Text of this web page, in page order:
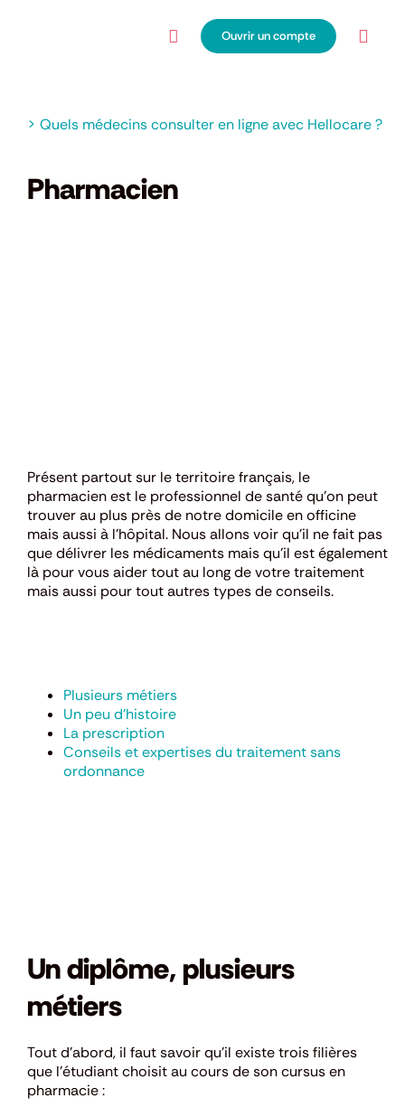
Ouvrir un compte
> Quels médecins consulter en ligne avec Hellocare ?
Pharmacien
Présent partout sur le territoire français, le
pharmacien est le professionnel de santé qu’on peut
trouver au plus près de notre domicile en officine
mais aussi à l’hôpital. Nous allons voir qu’il ne fait pas
que délivrer les médicaments mais qu’il est également
là pour vous aider tout au long de votre traitement
mais aussi pour tout autres types de conseils.
Plusieurs métiers
Un peu d’histoire
La prescription
Conseils et expertises du traitement sans
ordonnance
Un diplôme, plusieurs
métiers
Tout d’abord, il faut savoir qu’il existe trois filières
que l’étudiant choisit au cours de son cursus en
pharmacie :